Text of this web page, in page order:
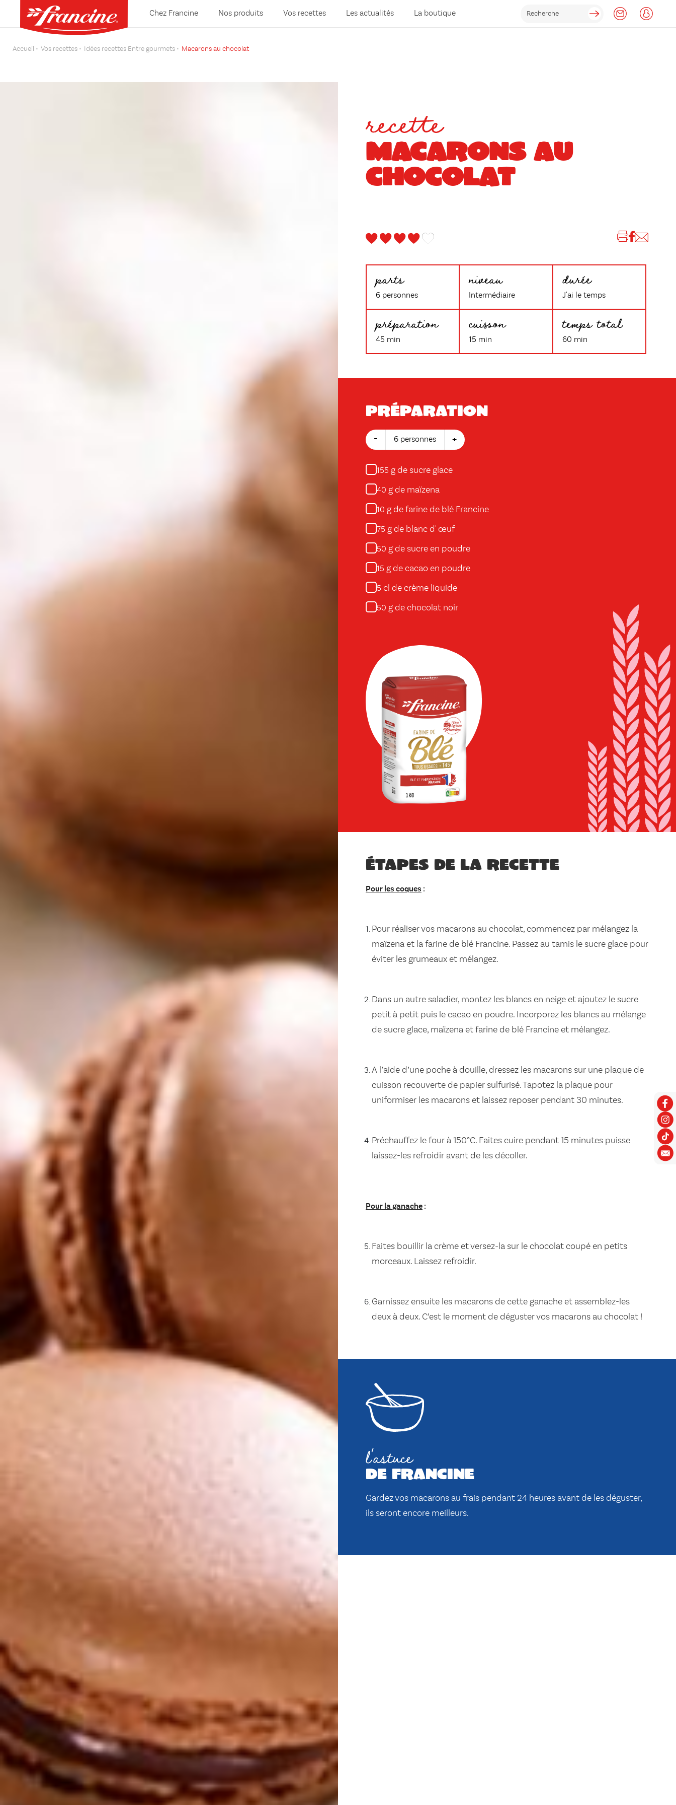
Chez Francine Nos produits Vos recettes Les actualités La boutique
Accueil Vos recettes Idées recettes Entre gourmets Macarons au chocolat
recette
MACARONS AU
CHOCOLAT
parts
6 personnes
niveau
Intermédiaire
durée
J'ai le temps
préparation
45 min
cuisson
15 min
temps total
60 min
Préparation
- 6 personnes +
155 g de sucre glace
40 g de maïzena
10 g de farine de blé Francine
75 g de blanc d' œuf
50 g de sucre en poudre
15 g de cacao en poudre
5 cl de crème liquide
50 g de chocolat noir
Étapes de la recette
Pour les coques :
Pour réaliser vos macarons au chocolat, commencez par mélangez la
maïzena et la farine de blé Francine. Passez au tamis le sucre glace pour
éviter les grumeaux et mélangez.
Dans un autre saladier, montez les blancs en neige et ajoutez le sucre
petit à petit puis le cacao en poudre. Incorporez les blancs au mélange
de sucre glace, maïzena et farine de blé Francine et mélangez.
A l’aide d’une poche à douille, dressez les macarons sur une plaque de
cuisson recouverte de papier sulfurisé. Tapotez la plaque pour
uniformiser les macarons et laissez reposer pendant 30 minutes.
Préchauffez le four à 150°C. Faites cuire pendant 15 minutes puisse
laissez-les refroidir avant de les décoller.
Pour la ganache :
Faites bouillir la crème et versez-la sur le chocolat coupé en petits
morceaux. Laissez refroidir.
Garnissez ensuite les macarons de cette ganache et assemblez-les
deux à deux. C’est le moment de déguster vos macarons au chocolat !
l'astuce
de francine
Gardez vos macarons au frais pendant 24 heures avant de les déguster,
ils seront encore meilleurs.